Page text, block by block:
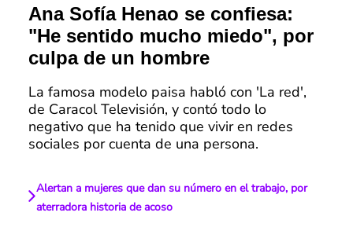
Ana Sofía Henao se confiesa:
"He sentido mucho miedo", por
culpa de un hombre
La famosa modelo paisa habló con 'La red',
de Caracol Televisión, y contó todo lo
negativo que ha tenido que vivir en redes
sociales por cuenta de una persona.
Alertan a mujeres que dan su número en el trabajo, por
aterradora historia de acoso